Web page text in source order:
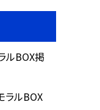
ルBOX掲
ラルBOX